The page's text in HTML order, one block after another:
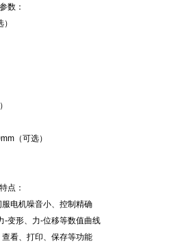
数：
（可选）
点：
电机噪音小、控制精确
-变形、力-位移等数值曲线
看、打印、保存等功能